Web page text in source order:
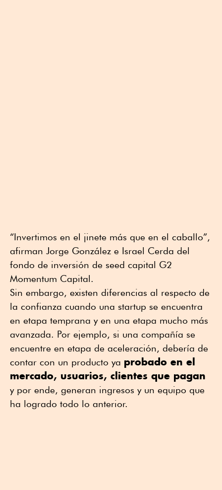
“Invertimos en el jinete más que en el caballo”,
afirman Jorge González e Israel Cerda del
fondo de inversión de seed capital G2
Momentum Capital.
Sin embargo, existen diferencias al respecto de
la confianza cuando una startup se encuentra
en etapa temprana y en una etapa mucho más
avanzada. Por ejemplo, si una compañía se
encuentre en etapa de aceleración, debería de
contar con un producto ya probado en el
mercado, usuarios, clientes que pagan
y por ende, generan ingresos y un equipo que
ha logrado todo lo anterior.